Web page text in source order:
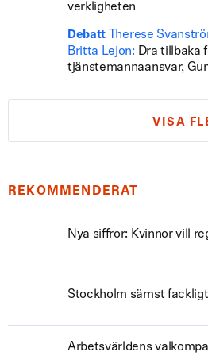
verkligheten
Debatt
Therese
Britta Lejon: Dra tillbaka
tjänstemannaansvar,
VISA
REKOMMENDERAT
Nya siffror: Kvinnor vill
Stockholm sämst
Arbetsvärldens